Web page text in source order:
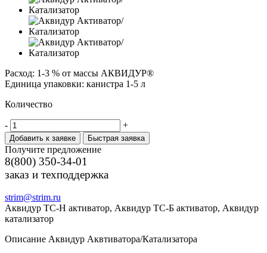
Расход: 1-3 % от массы АКВИДУР®
Единица упаковки: канистра 1-5 л
Количество
- +
Добавить к заявке Быстрая заявка
Получите предложение
8(800) 350-34-01
заказ и техподдержка
strim@strim.ru
Аквидур ТС-Н активатор, Аквидур ТС-Б активатор, Аквидур
катализатор
Описание Аквидур Аквтиватора/Катализатора